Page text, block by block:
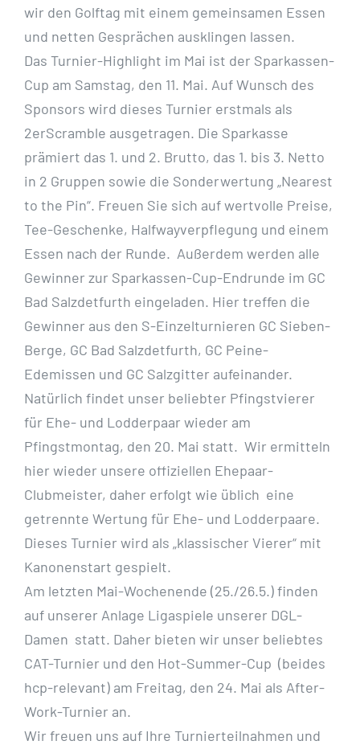
wir den Golftag mit einem gemeinsamen Essen
und netten Gesprächen ausklingen lassen.
Das Turnier-Highlight im Mai ist der Sparkassen-
Cup am Samstag, den 11. Mai. Auf Wunsch des
Sponsors wird dieses Turnier erstmals als
2erScramble ausgetragen. Die Sparkasse
prämiert das 1. und 2. Brutto, das 1. bis 3. Netto
in 2 Gruppen sowie die Sonderwertung „Nearest
to the Pin“. Freuen Sie sich auf wertvolle Preise,
Tee-Geschenke, Halfwayverpflegung und einem
Essen nach der Runde. Außerdem werden alle
Gewinner zur Sparkassen-Cup-Endrunde im GC
Bad Salzdetfurth eingeladen. Hier treffen die
Gewinner aus den S-Einzelturnieren GC Sieben-
Berge, GC Bad Salzdetfurth, GC Peine-
Edemissen und GC Salzgitter aufeinander.
Natürlich findet unser beliebter Pfingstvierer
für Ehe- und Lodderpaar wieder am
Pfingstmontag, den 20. Mai statt. Wir ermitteln
hier wieder unsere offiziellen Ehepaar-
Clubmeister, daher erfolgt wie üblich eine
getrennte Wertung für Ehe- und Lodderpaare.
Dieses Turnier wird als „klassischer Vierer“ mit
Kanonenstart gespielt.
Am letzten Mai-Wochenende (25./26.5.) finden
auf unserer Anlage Ligaspiele unserer DGL-
Damen statt. Daher bieten wir unser beliebtes
CAT-Turnier und den Hot-Summer-Cup (beides
hcp-relevant) am Freitag, den 24. Mai als After-
Work-Turnier an.
Wir freuen uns auf Ihre Turnierteilnahmen und